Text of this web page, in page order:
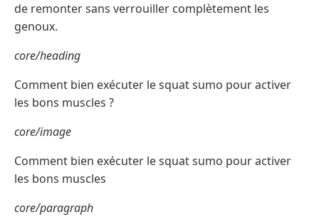
de remonter sans verrouiller complètement les
genoux.
core/heading
Comment bien exécuter le squat sumo pour activer
les bons muscles ?
core/image
Comment bien exécuter le squat sumo pour activer
les bons muscles
core/paragraph